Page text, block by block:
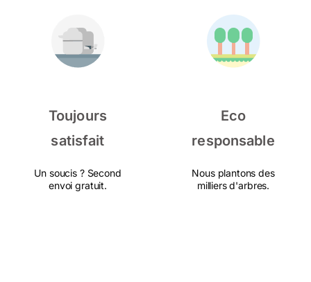
Toujours
satisfait
Un soucis ? Second
envoi gratuit.
Eco
responsable
Nous plantons des
milliers d'arbres.